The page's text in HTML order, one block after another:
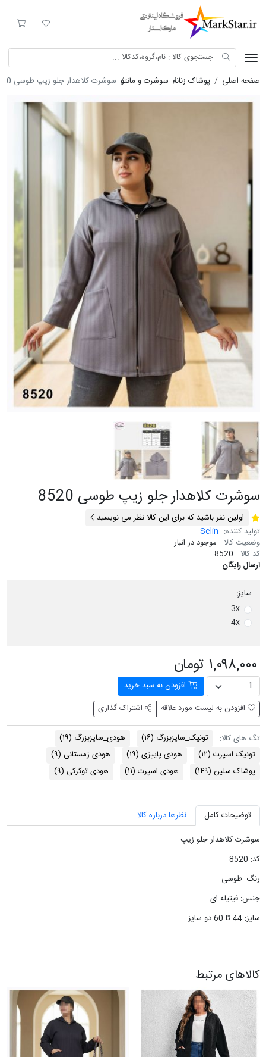
لیست مورد
سبد
صفحه اصلی پوشاک زنانه سوشرت و مانتو سوشرت کلاهدار جلو زیپ طوسی 8520
سوشرت کلاهدار جلو زیپ طوسی 8520
اولین نفر باشید که برای این کالا نظر می نویسید
تولید کننده: Selin
وضعیت کالا: موجود در انبار
کد کالا: 8520
ارسال رایگان
سایز:
3x
4x
۱,۰۹۸,۰۰۰ تومان
افزودن به سبد خرید
افزودن به لیست مورد علاقه
اشتراک گذاری
تگ های کالا: تونیک_سایزبزرگ (۱۶) هودی_سایزبزرگ (۱۹)
تونیک اسپرت (۱۲) هودی پاییزی (۱۹) هودی زمستانی (۹)
پوشاک سلین (۱۴۹) هودی اسپرت (۱۱) هودی توکرکی (۹)
توضیحات کامل
نظرها درباره کالا
سوشرت کلاهدار جلو زیپ
کد: 8520
رنگ: طوسی
جنس: فیتیله ای
سایز: 44 تا 60 دو سایز
کالاهای مرتبط